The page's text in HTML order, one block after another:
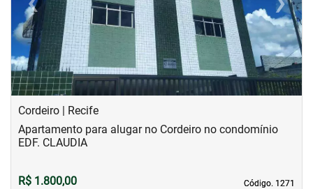
Previous Next
Cordeiro | Recife
Código. 1271
Código. 1271
Apartamento para alugar no Cordeiro no condomínio
EDF. CLAUDIA
R$ 1.800,00